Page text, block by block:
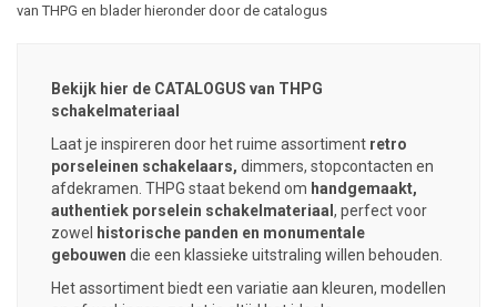
van THPG en blader hieronder door de catalogus
Bekijk hier de CATALOGUS van THPG
schakelmateriaal
Laat je inspireren door het ruime assortiment retro
porseleinen schakelaars, dimmers, stopcontacten en
afdekramen. THPG staat bekend om handgemaakt,
authentiek porselein schakelmateriaal , perfect voor
zowel
historische panden en monumentale
gebouwen die een klassieke uitstraling willen behouden.
Het assortiment biedt een variatie aan kleuren, modellen